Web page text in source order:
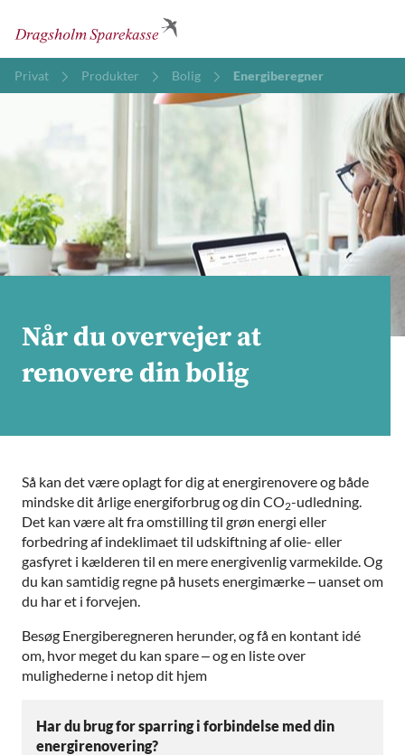
Privat Produkter Bolig Energiberegner
Når du overvejer at
renovere din bolig
Så kan det være oplagt for dig at energirenovere og både
mindske dit årlige energiforbrug og din CO2-udledning.
Det kan være alt fra omstilling til grøn energi eller
forbedring af indeklimaet til udskiftning af olie- eller
gasfyret i kælderen til en mere energivenlig varmekilde. Og
du kan samtidig regne på husets energimærke – uanset om
du har et i forvejen.
Besøg Energiberegneren herunder, og få en kontant idé
om, hvor meget du kan spare – og en liste over
mulighederne i netop dit hjem
Har du brug for sparring i forbindelse med din
energirenovering?